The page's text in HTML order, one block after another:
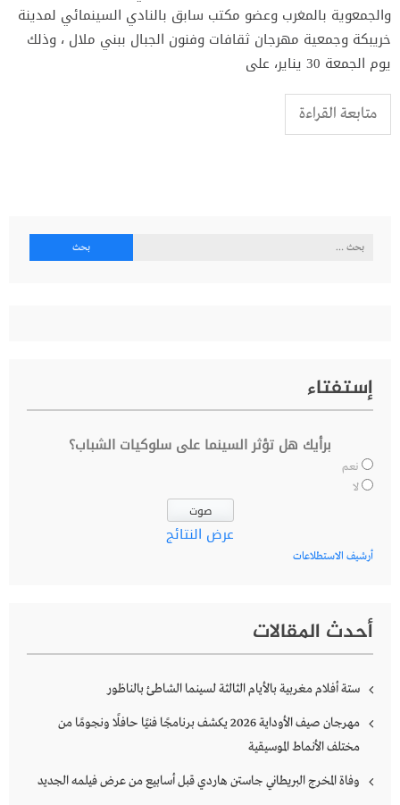
والجمعوية بالمغرب وعضو مكتب سابق بالنادي السينمائي لمدينة
خريبكة وجمعية مهرجان ثقافات وفنون الجبال ببني ملال ، وذلك
يوم الجمعة 30 يناير، على
متابعة القراءة
البحث
إستفتاء
برأيك هل تؤثر السينما على سلوكيات الشباب؟
نعم
لا
عرض النتائج
أرشيف الاستطلاعات
أحدث المقالات
ستة أفلام مغربية بالأيام الثالثة لسينما الشاطئ بالناظور
مهرجان صيف الأوداية 2026 يكشف برنامجًا فنيًا حافلًا ونجومًا من
مختلف الأنماط الموسيقية
وفاة المخرج البريطاني جاستن هاردي قبل أسابيع من عرض فيلمه الجديد